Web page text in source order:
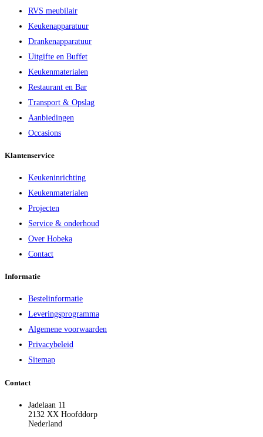
RVS meubilair
Keukenapparatuur
Drankenapparatuur
Uitgifte en Buffet
Keukenmaterialen
Restaurant en Bar
Transport & Opslag
Aanbiedingen
Occasions
Klantenservice
Keukeninrichting
Keukenmaterialen
Projecten
Service & onderhoud
Over Hobeka
Contact
Informatie
Bestelinformatie
Leveringsprogramma
Algemene voorwaarden
Privacybeleid
Sitemap
Contact
Jadelaan 11
2132 XX Hoofddorp
Nederland